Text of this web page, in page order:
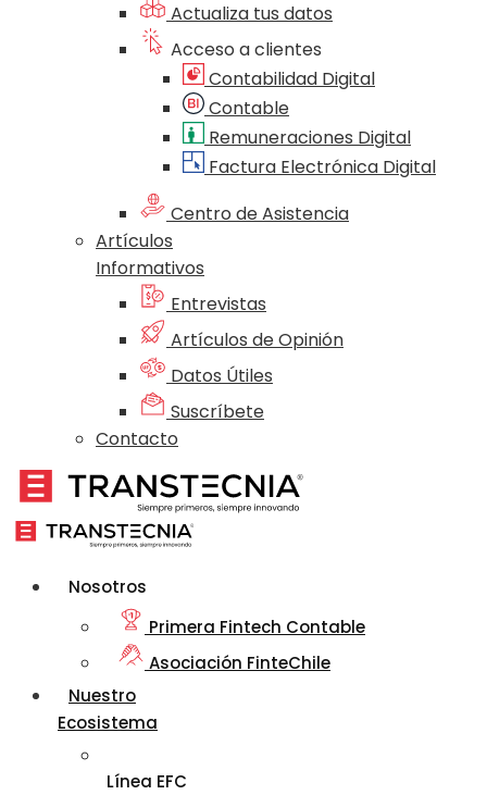
Actualiza tus datos
Acceso a clientes
Contabilidad Digital
Contable
Remuneraciones Digital
Factura Electrónica Digital
Centro de Asistencia
Artículos
Informativos
Entrevistas
Artículos de Opinión
Datos Útiles
Suscríbete
Contacto
Nosotros
Primera Fintech Contable
Asociación FinteChile
Nuestro
Ecosistema
Línea EFC